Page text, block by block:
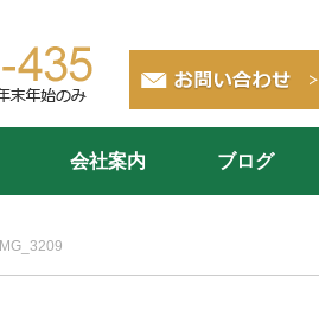
会社案内 ブログ
IMG_3209